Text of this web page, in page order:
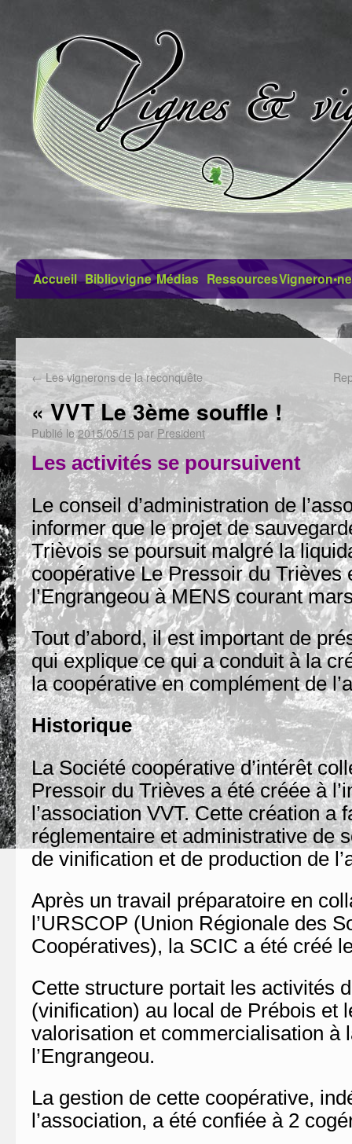
Accueil Bibliovigne Médias Ressources
←Les vignerons de la reconquête
« VVT Le 3ème souffle !
Publié le2015/05/15 par President
Les activités se poursuivent
Le conseil d’administration de
informer que le projet de
Trièvois se poursuit malgré la
coopérative Le Pressoir du Trièves
l’Engrangeou à MENS courant
Tout d’abord, il est important de
qui explique ce qui a conduit à la
la coopérative en complément de
Historique
La Société coopérative d’intérêt
Pressoir du Trièves a été créée à
l’association VVT. Cette création a
réglementaire et administrative de
de vinification et de production de
Après un travail préparatoire en
l’URSCOP (Union Régionale des
Coopératives), la SCIC a été créé
Cette structure portait les activités
(vinification) au local de Prébois et
valorisation et commercialisation à
l’Engrangeou.
La gestion de cette coopérative,
l’association, a été confiée à 2